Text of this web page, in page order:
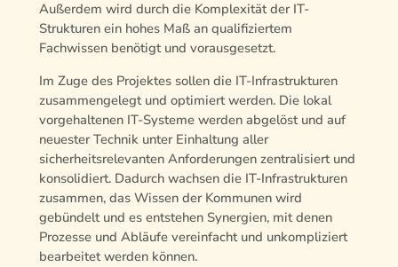
Außerdem wird durch die Komplexität der IT-
Strukturen ein hohes Maß an qualifiziertem
Fachwissen benötigt und vorausgesetzt.
Im Zuge des Projektes sollen die IT-Infrastrukturen
zusammengelegt und optimiert werden. Die lokal
vorgehaltenen IT-Systeme werden abgelöst und auf
neuester Technik unter Einhaltung aller
sicherheitsrelevanten Anforderungen zentralisiert und
konsolidiert. Dadurch wachsen die IT-Infrastrukturen
zusammen, das Wissen der Kommunen wird
gebündelt und es entstehen Synergien, mit denen
Prozesse und Abläufe vereinfacht und unkompliziert
bearbeitet werden können.